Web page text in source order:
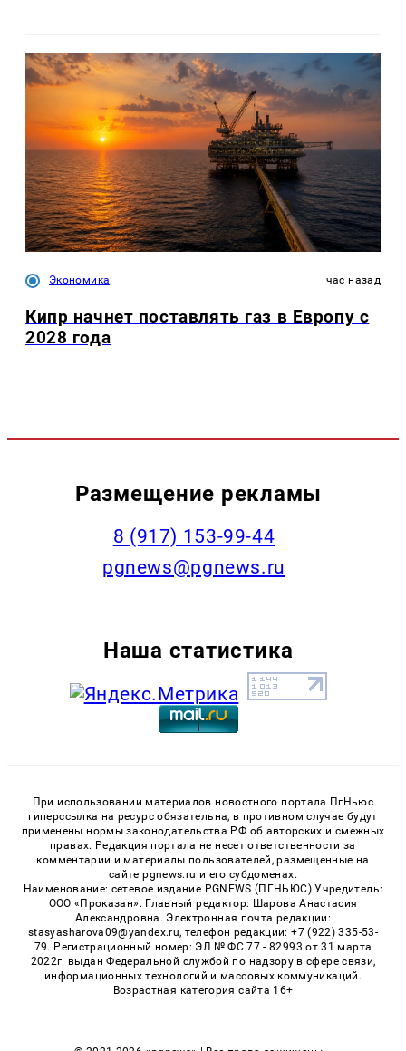
Экономика час назад
Кипр начнет поставлять газ в Европу с
2028 года
Размещение рекламы
‭8 (917) 153-99-44
pgnews@pgnews.ru
Наша статистика
При использовании материалов новостного портала ПгНьюс
гиперссылка на ресурс обязательна, в противном случае будут
применены нормы законодательства РФ об авторских и смежных
правах. Редакция портала не несет ответственности за
комментарии и материалы пользователей, размещенные на
сайте pgnews.ru и его субдоменах.
Наименование: сетевое издание PGNEWS (ПГНЬЮС) Учредитель:
ООО «Проказан». Главный редактор: Шарова Анастасия
Александровна. Электронная почта редакции:
stasyasharova09@yandex.ru, телефон редакции: +7 (922) 335-53-
79. Регистрационный номер: ЭЛ № ФС 77 - 82993 от 31 марта
2022г. выдан Федеральной службой по надзору в сфере связи,
информационных технологий и массовых коммуникаций.
Возрастная категория сайта 16+